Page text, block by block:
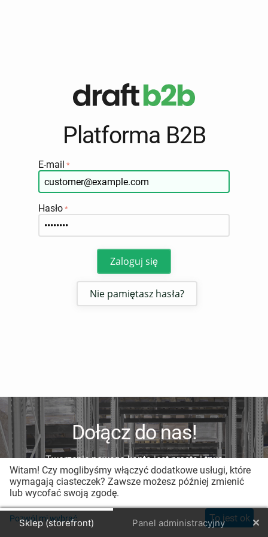
Sklep (storefront) Panel administracyjny
Platforma B2B
E-mail
Hasło
Zaloguj się
Nie pamiętasz hasła?
Dołącz do nas!
Tworzenie nowego konta jest proste i trwa
mniej niż minutę.
Zarejestruj nowe konto
Witam! Czy moglibyśmy włączyć dodatkowe usługi, które
wymagają ciasteczek? Zawsze możesz później zmienić
lub wycofać swoją zgodę.
Pozwól mi wybrać To jest ok